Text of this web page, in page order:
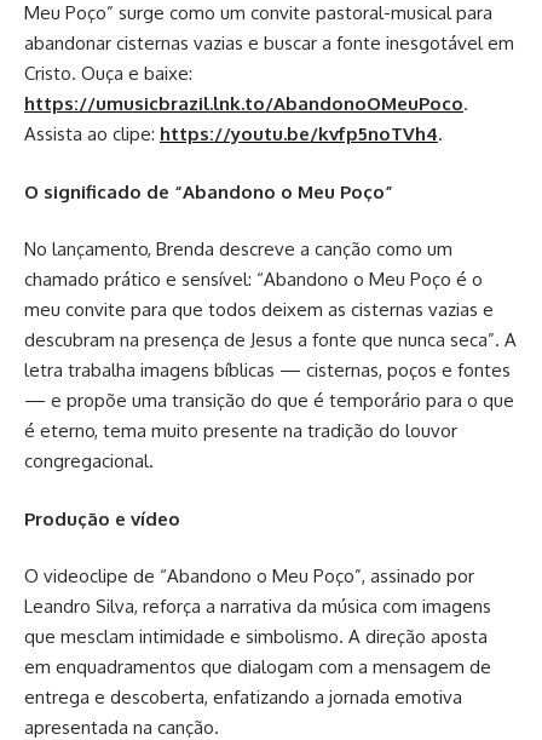
Meu Poço” surge como um convite pastoral-musical para
abandonar cisternas vazias e buscar a fonte inesgotável em
Cristo. Ouça e baixe:
https://umusicbrazil.lnk.to/AbandonoOMeuPoco.
Assista ao clipe: https://youtu.be/kvfp5noTVh4.
O significado de “Abandono o Meu Poço”
No lançamento, Brenda descreve a canção como um
chamado prático e sensível: “Abandono o Meu Poço é o
meu convite para que todos deixem as cisternas vazias e
descubram na presença de Jesus a fonte que nunca seca”. A
letra trabalha imagens bíblicas — cisternas, poços e fontes
— e propõe uma transição do que é temporário para o que
é eterno, tema muito presente na tradição do louvor
congregacional.
Produção e vídeo
O videoclipe de “Abandono o Meu Poço”, assinado por
Leandro Silva, reforça a narrativa da música com imagens
que mesclam intimidade e simbolismo. A direção aposta
em enquadramentos que dialogam com a mensagem de
entrega e descoberta, enfatizando a jornada emotiva
apresentada na canção.